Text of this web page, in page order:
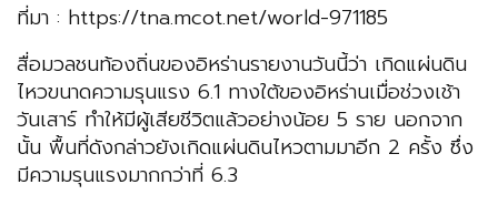
ที่มา : https://tna.mcot.net/world-971185
สื่อมวลชนท้องถิ่นของอิหร่านรายงานวันนี้ว่า เกิดแผ่นดิน
ไหวขนาดความรุนแรง 6.1 ทางใต้ของอิหร่านเมื่อช่วงเช้า
วันเสาร์ ทำให้มีผู้เสียชีวิตแล้วอย่างน้อย 5 ราย นอกจาก
นั้น พื้นที่ดังกล่าวยังเกิดแผ่นดินไหวตามมาอีก 2 ครั้ง ซึ่ง
มีความรุนแรงมากกว่าที่ 6.3